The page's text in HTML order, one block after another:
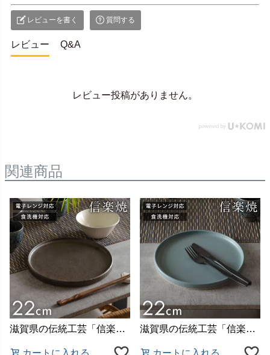
レビューを書く 質問する
レビュー Q&A
レビュー投稿がありません。
関連商品
滋賀県の伝統工芸「信楽焼（しがらきやき）」で作られた陶器 滋賀県の伝統工芸「信楽焼（しがらきやき）」で作られた陶器